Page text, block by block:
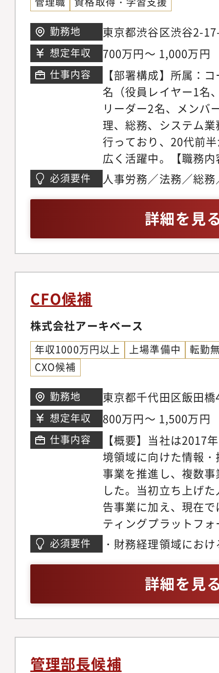
計視点での経営戦略
企画支援とモニタリ
40名ほどのベンチャ
約36歳、大手不動産
国際色豊かなメンバ
他言語が飛び交うこ
の業種を極めてリー
たメンバー、インタ
目で営業即戦力にな
人が個人の能力を発
だまだベンチャーフ
チャー作りを積極的
勤務地 東京都渋谷区渋谷2-
想定年収 700万円～ 1,000万円
仕事内容
【部署構成】所属：
名（役員レイヤー1名
リーダー2名、メンバ
理、総務、システム
行っており、20代前
広く活躍中。【職務
（契約書チェック・
式・登記・定款管理
スク・コンプライア
理：社内の各種規程
社、法令の変更に合
施・リスク管理：セ
ト管理、設備使用ル
般・重要会議体の運
など重要会議体事務
に関連する制度の立
を中心とした 管理部
やご希望を考慮のう
ます。
必須要件
人事労務／法務／総
詳細を見
CFO候補
株式会社アーキベース
年収1000万円以上 上場準備中
転勤
CXO候補
勤務地 東京都千代田区飯田
想定年収 800万円～ 1,500万円
仕事内容
【概要】当社は2017
境領域に向けた情報
事業を推進し、複数
した。当初立ち上げ
告事業に加え、現在
ティングプラットフ
促進するクラウドサ
を拡張し続けていま
う体制強化のため、
集を開始いたします
理領域を中心に業務
に応じて他の領域に
いくことも想定して
必須要件
・財務経理領域にお
詳細を見
管理部長候補